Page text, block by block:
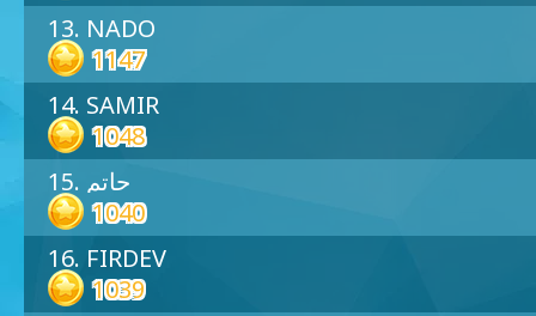
13. NADO
1147
14. SAMIR
1048
15. حاتم
1040
16. FIRDEV
1039